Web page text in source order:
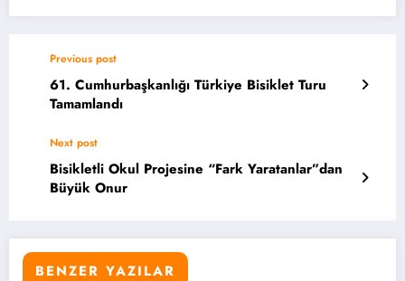
Previous post
61. Cumhurbaşkanlığı Türkiye Bisiklet Turu
Tamamlandı
Next post
Bisikletli Okul Projesine “Fark Yaratanlar”dan
Büyük Onur
BENZER YAZILAR